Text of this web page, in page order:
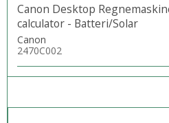
Canon Desktop
calculator - Batteri/Solar
Canon
2470C002